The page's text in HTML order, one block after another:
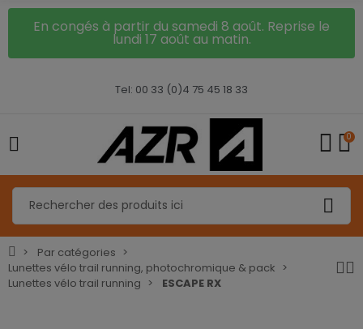
En congés à partir du samedi 8 août. Reprise le
lundi 17 août au matin.
Tel: 00 33 (0)4 75 45 18 33
0
Par catégories
Lunettes vélo trail running, photochromique & pack
Lunettes vélo trail running
ESCAPE RX